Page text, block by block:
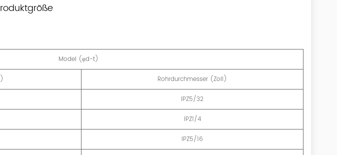
Model (φd-t)
Rohrdurchmesser (Zoll)
IPZ5/32
IPZ1/4
IPZ5/16